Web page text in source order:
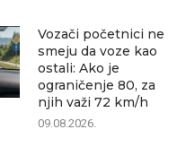
Vozači početnici ne
smeju da voze kao
ostali: Ako je
ograničenje 80, za
njih važi 72 km/h
09.08.2026.